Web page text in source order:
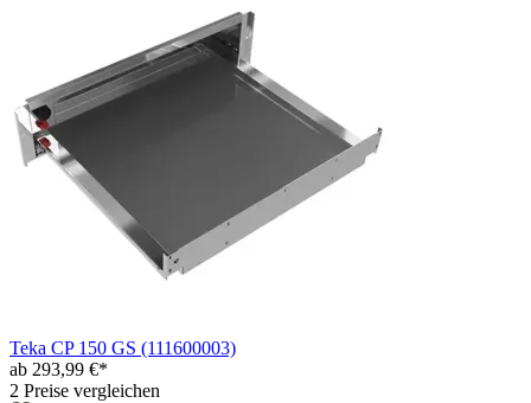
Teka CP 150 GS (111600003)
ab 293,99 €*
2 Preise vergleichen